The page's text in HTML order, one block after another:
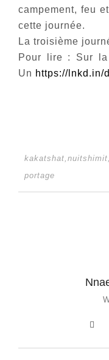
campement, feu
cette journée.
La troisième
Pour lire : Sur
Un https://lnkd.in/
kakatshat, nuitshimit,
portage